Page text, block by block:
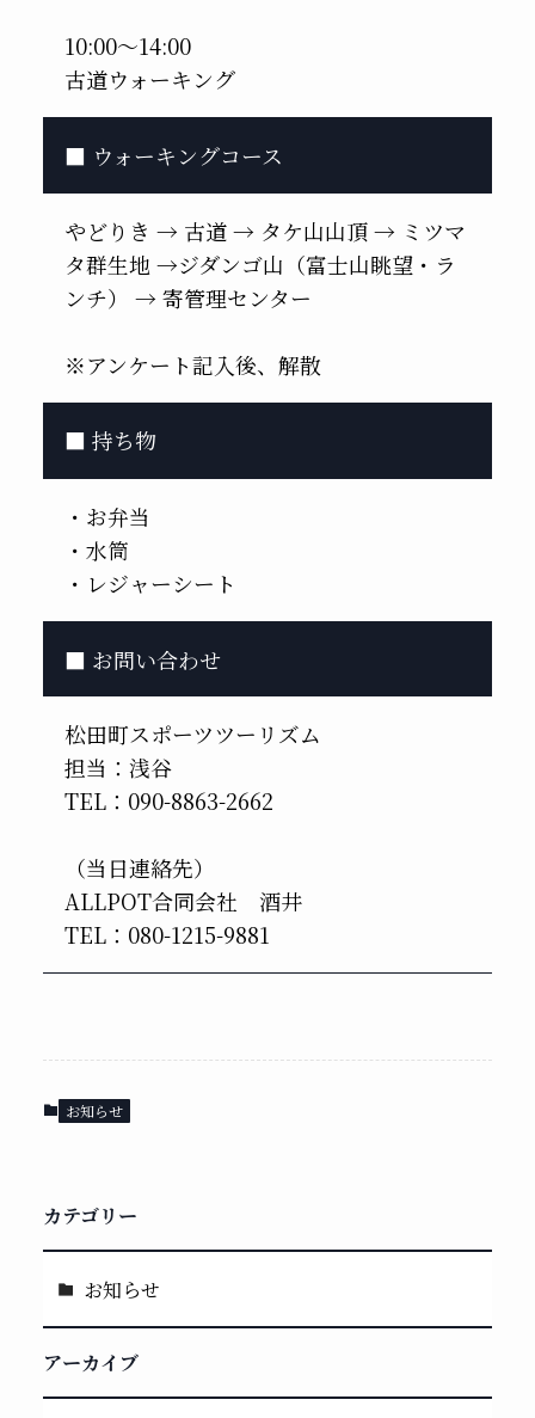
10:00～14:00
古道ウォーキング
■ ウォーキングコース
やどりき → 古道 → タケ山山頂 → ミツマ
タ群生地 →ジダンゴ山（富士山眺望・ラ
ンチ） → 寄管理センター
※アンケート記入後、解散
■ 持ち物
・お弁当
・水筒
・レジャーシート
■ お問い合わせ
松田町スポーツツーリズム
担当：浅谷
TEL：090-8863-2662
（当日連絡先）
ALLPOT合同会社 酒井
TEL：080-1215-9881
お知らせ
カテゴリー
お知らせ
アーカイブ